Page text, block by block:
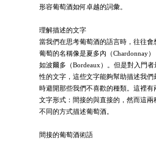
形容葡萄酒如何卓越的詞彙。
理解描述的文字
當我們在思考葡萄酒的語言時，往往會
葡萄的名稱像是夏多內（Chardonnay
如波爾多（Bordeaux）。但是對入門
性的文字，這些文字能夠幫助描述我
時避開那些我們不喜歡的種類。這裡
文字形式：間接的與直接的，然而這
不同的方式描述葡萄酒。
間接的葡萄酒術語